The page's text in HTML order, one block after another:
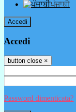
ਪੰਜਾਬੀ
Accedi
Accedi
button close ×
Password dimenticata?